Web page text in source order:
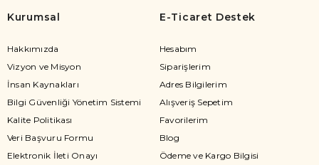
Kurumsal
Hakkımızda
Vizyon ve Misyon
İnsan Kaynakları
Bilgi Güvenliği Yönetim Sistemi
Kalite Politikası
Veri Başvuru Formu
Elektronik İleti Onayı
E-Ticaret Destek
Hesabım
Siparişlerim
Adres Bilgilerim
Alışveriş Sepetim
Favorilerim
Blog
Ödeme ve Kargo Bilgisi